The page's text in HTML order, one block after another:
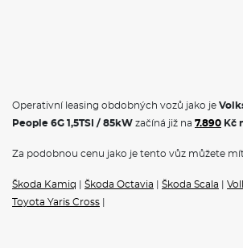
Operativní leasing obdobných vozů jako je
People 6G 1,5TSI / 85kW začíná již na 7.890 Kč
Za podobnou cenu jako je tento vůz můžete
Škoda Kamiq Škoda Octavia Škoda Scala
Toyota Yaris Cross